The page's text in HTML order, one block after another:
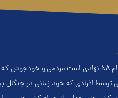
افرادي که خود زماني در چنگال